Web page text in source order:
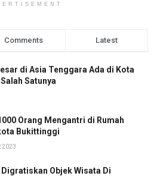
Comments Latest
di Asia Tenggara Ada di Kota
Satunya
Orang Mengantri di Rumah
Bukittinggi
2023
Objek Wisata Di